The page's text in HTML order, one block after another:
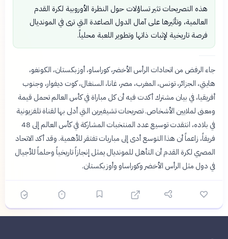
هذه التصريحات تثير تساؤلات حول النظرة الأوروبية لكرة القدم
العالمية، وتأثيرها على آمال الدول الصاعدة التي ترى في المونديال
فرصة تاريخية لإثبات ذاتها وتطوير اللعبة محلياً.
جاء الرفض من اتحادات الرأس الأخضر، كوراساو، أوزبكستان، الكونغو،
هايتي، الجزائر، تونس، المغرب، مصر، غانا، السنغال، كوت ديفوار، وجنوب
أفريقيا، في بيان مشترك أكدت فيه أن كل مباراة في كأس العالم تحمل قيمة
ومعنى لملايين الأشخاص. تصريحات تشيفيرين التي أدلى بها لقناة تلفزيونية
في بلاده، انتقدت توسيع عدد المنتخبات المشاركة في كأس العالم إلى 48
فريقاً، زاعماً أن هذا التوسع أدى إلى مباريات تفتقر للأهمية. وقد أكد الاتحاد
المصري لكرة القدم أن التأهل للمونديال يمثل إنجازاً تاريخياً وحلماً للأجيال
في دول مثل الرأس الأخضر وكوراساو وأوزبكستان.